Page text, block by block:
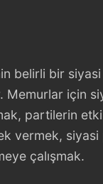
belirli bir
Memurlar için
partilerin
vermek,
çalışmak.